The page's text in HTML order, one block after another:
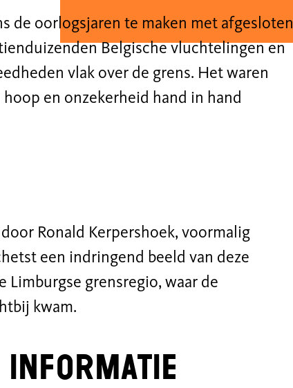
de oorlogsjaren te maken met afgesloten
Belgische vluchtelingen en
vlak over de grens. Het waren
en onzekerheid hand in hand
Ronald Kerpershoek, voormalig
een indringend beeld van deze
Limburgse grensregio, waar de
kwam.
informatie